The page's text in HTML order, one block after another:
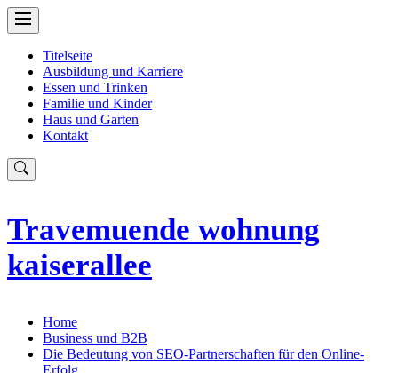
Skip
to
Titelseite
Ausbildung und Karriere
Essen und Trinken
Familie und Kinder
Haus und Garten
Kontakt
Travemuende wohnung
kaiserallee
Home
Business und B2B
Die Bedeutung von SEO-Partnerschaften für den Online-
Erfolg